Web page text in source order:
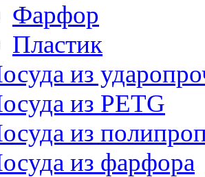
Фарфор
Пластик
из
из PETG
из
из фарфора